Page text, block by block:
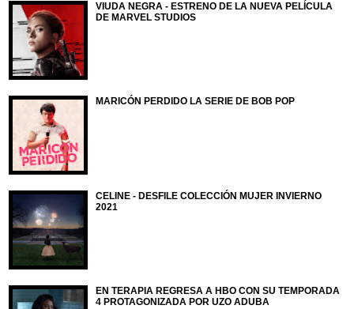
VIUDA NEGRA - ESTRENO DE LA NUEVA PELÍCULA
DE MARVEL STUDIOS
MARICÓN PERDIDO LA SERIE DE BOB POP
CELINE - DESFILE COLECCIÓN MUJER INVIERNO
2021
EN TERAPIA REGRESA A HBO CON SU TEMPORADA
4 PROTAGONIZADA POR UZO ADUBA